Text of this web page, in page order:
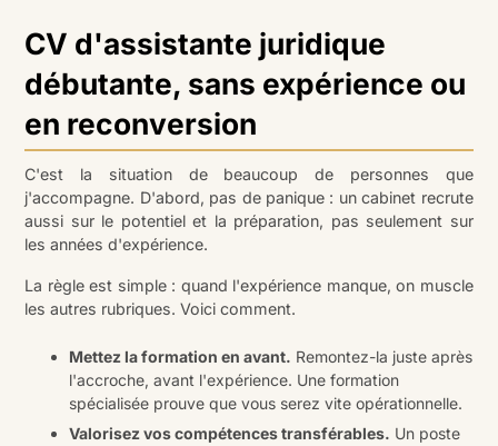
CV d'assistante juridique
débutante, sans expérience ou
en reconversion
C'est la situation de beaucoup de personnes que
j'accompagne. D'abord, pas de panique : un cabinet recrute
aussi sur le potentiel et la préparation, pas seulement sur
les années d'expérience.
La règle est simple : quand l'expérience manque, on muscle
les autres rubriques. Voici comment.
Mettez la formation en avant. Remontez-la juste après
l'accroche, avant l'expérience. Une formation
spécialisée prouve que vous serez vite opérationnelle.
Valorisez vos compétences transférables. Un poste